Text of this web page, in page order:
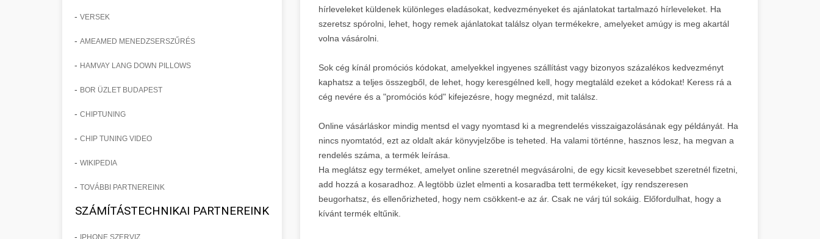
- VERSEK
- AMEAMED MENEDZSERSZŰRÉS
- HAMVAY LANG DOWN PILLOWS
- BOR ÜZLET BUDAPEST
- CHIPTUNING
- CHIP TUNING VIDEO
- WIKIPEDIA
- TOVÁBBI PARTNEREINK
SZÁMÍTÁSTECHNIKAI PARTNEREINK
- IPHONE SZERVIZ
hírleveleket küldenek különleges eladásokat, kedvezményeket és ajánlatokat tartalmazó hírleveleket. Ha
szeretsz spórolni, lehet, hogy remek ajánlatokat találsz olyan termékekre, amelyeket amúgy is meg akartál
volna vásárolni.
Sok cég kínál promóciós kódokat, amelyekkel ingyenes szállítást vagy bizonyos százalékos kedvezményt
kaphatsz a teljes összegből, de lehet, hogy keresgélned kell, hogy megtaláld ezeket a kódokat! Keress rá a
cég nevére és a "promóciós kód" kifejezésre, hogy megnézd, mit találsz.
Online vásárláskor mindig mentsd el vagy nyomtasd ki a megrendelés visszaigazolásának egy példányát. Ha
nincs nyomtatód, ezt az oldalt akár könyvjelzőbe is teheted. Ha valami történne, hasznos lesz, ha megvan a
rendelés száma, a termék leírása.
Ha meglátsz egy terméket, amelyet online szeretnél megvásárolni, de egy kicsit kevesebbet szeretnél fizetni,
add hozzá a kosaradhoz. A legtöbb üzlet elmenti a kosaradba tett termékeket, így rendszeresen
beugorhatsz, és ellenőrizheted, hogy nem csökkent-e az ár. Csak ne várj túl sokáig. Előfordulhat, hogy a
kívánt termék eltűnik.